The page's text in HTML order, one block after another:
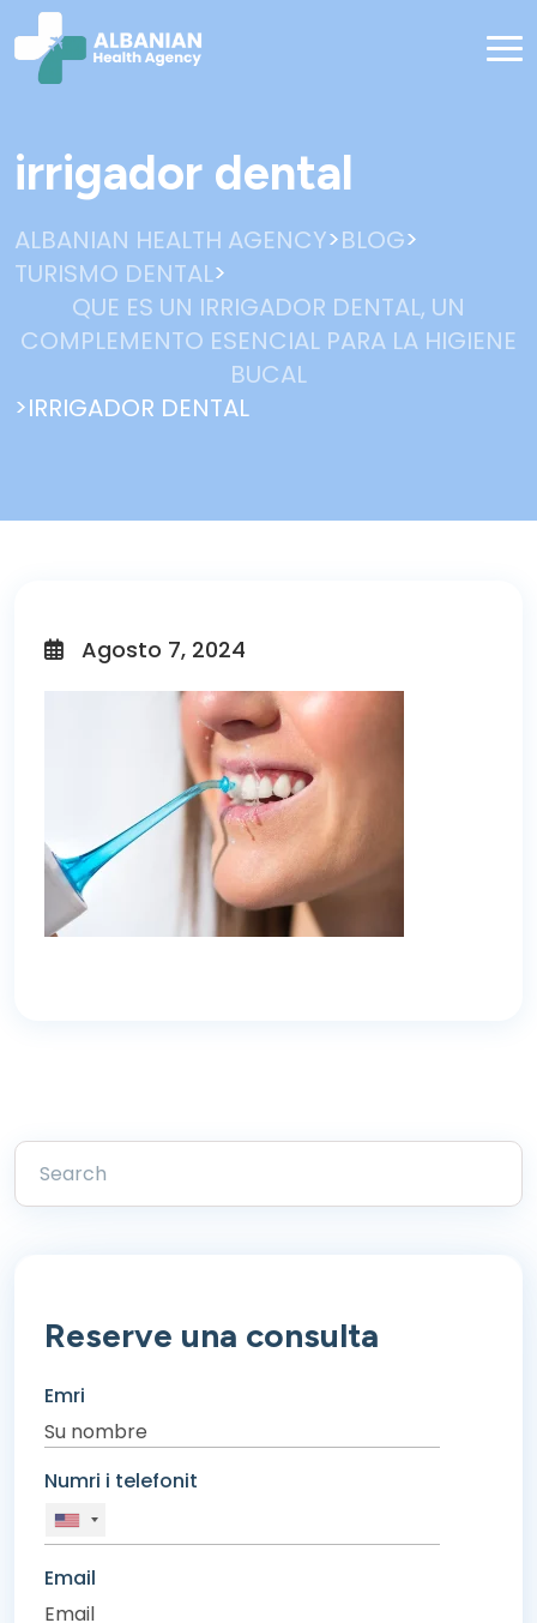
irrigador dental
ALBANIAN HEALTH AGENCY>BLOG>
TURISMO DENTAL>
QUE ES UN IRRIGADOR DENTAL, UN
COMPLEMENTO ESENCIAL PARA LA HIGIENE
BUCAL
>IRRIGADOR DENTAL
Agosto 7, 2024
Reserve una consulta
Emri
Numri i telefonit
Email